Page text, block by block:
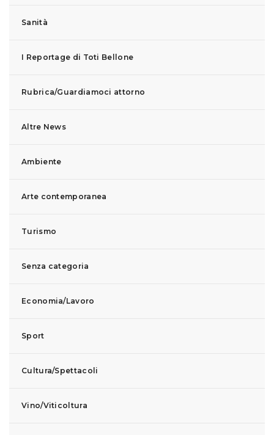
Sanità
I Reportage di Toti Bellone
Rubrica/Guardiamoci attorno
Altre News
Ambiente
Arte contemporanea
Turismo
Senza categoria
Economia/Lavoro
Sport
Cultura/Spettacoli
Vino/Viticoltura